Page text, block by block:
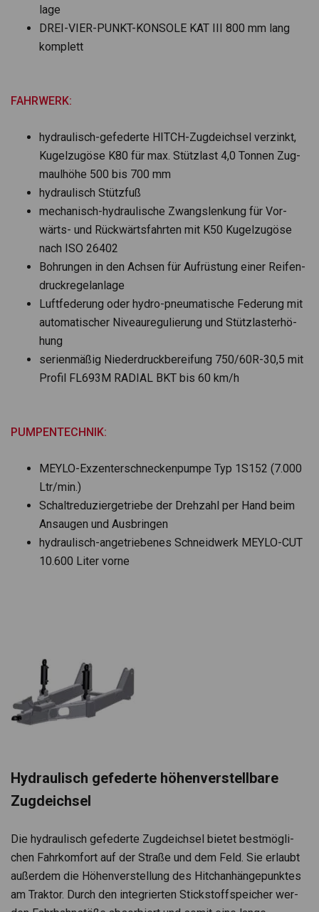
lage
DREI-VIER-PUNKT-KONSOLE KAT III 800 mm lang
kom­plett
FAHRWERK:
hydrau­lisch-gefe­derte HITCH-Zug­deich­sel ver­zinkt,
Kugel­zugöse K80 für max. Stütz­last 4,0 Ton­nen Zug­
maul­höhe 500 bis 700 mm
hydrau­lisch Stütz­fuß
mecha­nisch-hydrau­li­sche Zwangs­len­kung für Vor­
wärts- und Rück­wärts­fahr­ten mit K50 Kugel­zugöse
nach ISO 26402
Boh­run­gen in den Ach­sen für Auf­rüs­tung einer Rei­fen­
druck­re­gel­an­lage
Luft­fe­de­rung oder hydro-pneu­ma­ti­sche Fede­rung mit
auto­ma­ti­scher Niveau­re­gu­lie­rung und Stütz­last­erhö­
hung
seri­en­mä­ßig Nie­der­druck­be­rei­fung 750/60R-30,5 mit
Pro­fil FL693M RADIAL BKT bis 60 km/h
PUMPENTECHNIK:
MEYLO-Exzen­ter­schne­cken­pumpe Typ 1S152 (7.000
Ltr/min.)
Schalt­re­du­zier­ge­triebe der Dreh­zahl per Hand beim
Ansau­gen und Aus­brin­gen
hydrau­lisch-ange­trie­be­nes Schneid­werk MEYLO-CUT
10.600 Liter vorne
Hydrau­lisch gefe­derte höhen­ver­stell­bare
Zug­deich­sel
Die hydrau­lisch gefe­derte Zug­deich­sel bie­tet best­mög­li­
chen Fahr­kom­fort auf der Straße und dem Feld. Sie erlaubt
außer­dem die Höhen­ver­stel­lung des Hit­ch­an­hän­ge­punk­tes
am Trak­tor. Durch den inte­grier­ten Stick­stoff­spei­cher wer­